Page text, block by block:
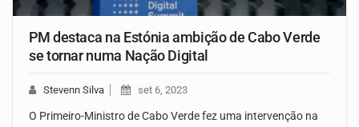
PM destaca na Estónia ambição de Cabo Verde
se tornar numa Nação Digital
Stevenn Silva set 6, 2023
O Primeiro-Ministro de Cabo Verde fez uma intervenção na